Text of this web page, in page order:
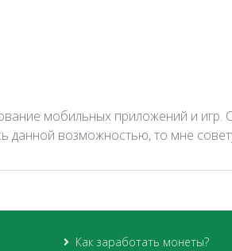
мобильных приложений и игр.
данной возможностью, то мне
Как заработать монеты?